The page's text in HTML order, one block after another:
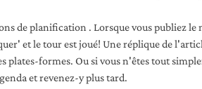
de planification . Lorsque vous publiez
et le tour est joué! Une réplique de
plates-formes. Ou si vous n'êtes tout
et revenez-y plus tard.